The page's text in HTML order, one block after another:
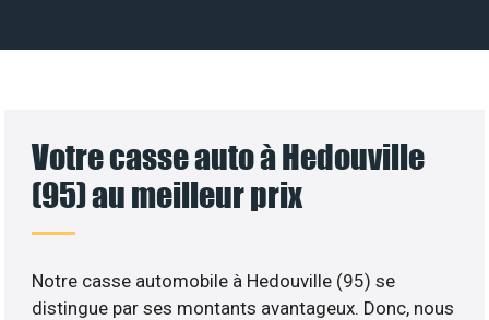
Votre casse auto à Hedouville
(95) au meilleur prix
Notre casse automobile à Hedouville (95) se
distingue par ses montants avantageux. Donc, nous